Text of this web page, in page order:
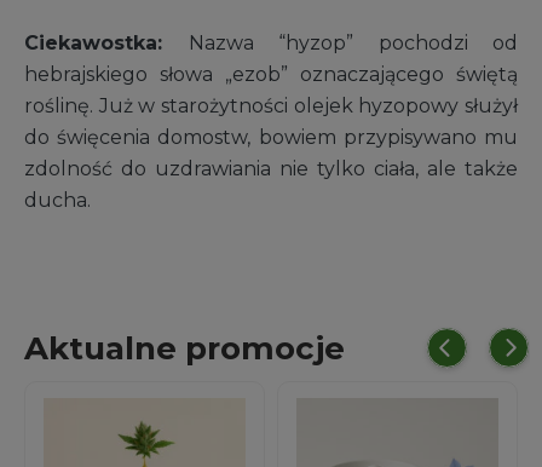
Ciekawostka:
Nazwa “hyzop” pochodzi od
hebrajskiego słowa „ezob” oznaczającego świętą
roślinę. Już w starożytności olejek hyzopowy służył
do święcenia domostw, bowiem przypisywano mu
zdolność do uzdrawiania nie tylko ciała, ale także
ducha.
Aktualne promocje